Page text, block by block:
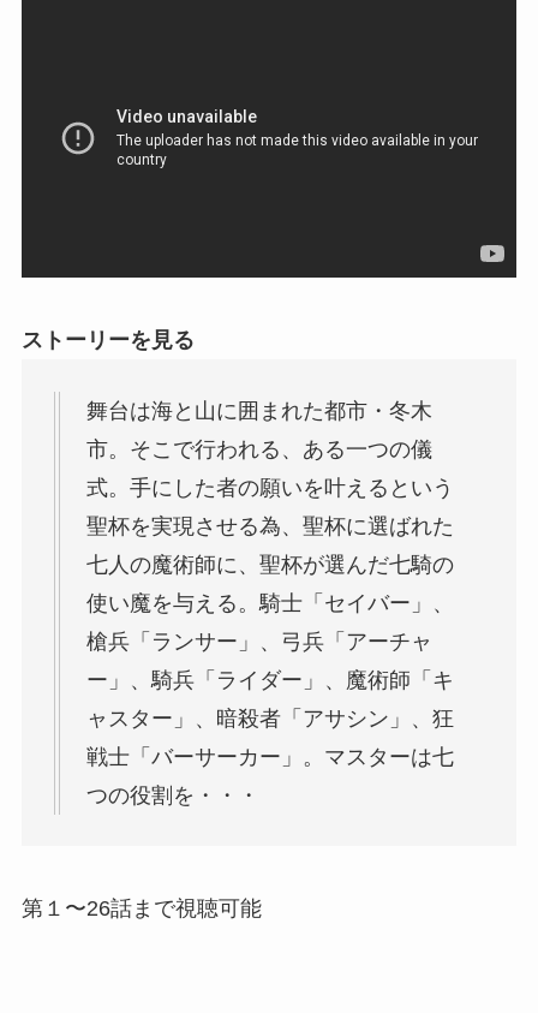
ストーリーを見る
舞台は海と山に囲まれた都市・冬木
市。そこで行われる、ある一つの儀
式。手にした者の願いを叶えるという
聖杯を実現させる為、聖杯に選ばれた
七人の魔術師に、聖杯が選んだ七騎の
使い魔を与える。騎士「セイバー」、
槍兵「ランサー」、弓兵「アーチャ
ー」、騎兵「ライダー」、魔術師「キ
ャスター」、暗殺者「アサシン」、狂
戦士「バーサーカー」。マスターは七
つの役割を・・・
第１〜26話まで視聴可能